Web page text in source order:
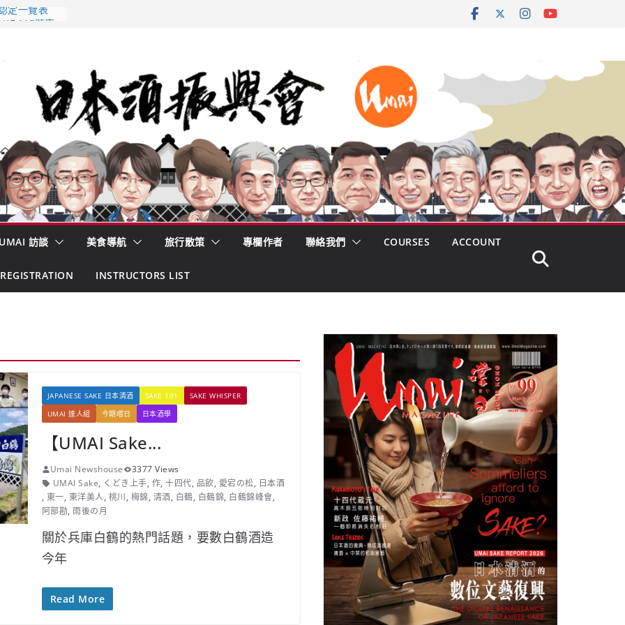
定一覽表
山形純米大
き上手
訪談 美食導航 旅行散策 專欄作者 聯絡我們 COURSES ACCOUNT
INSTRUCTORS LIST
JAPANESE SAKE 日本清酒 SAKE 101
SAKE WHISPER
UMAI 達人組
今期嚐日 日本酒學
【UMAI Sake...
Umai Newshouse
3377 Views
UMAI Sake, くどき上手, 作,十四代, 品飲, 愛宕の松, 日本酒
, 東一, 東洋美人, 桃川, 梅錦, 清酒, 白鶴, 白鶴錦, 白鶴錦峰會,
阿部勘,雨後の月
關於兵庫白鶴的熱門話題，要數白鶴酒造
今年
Read More